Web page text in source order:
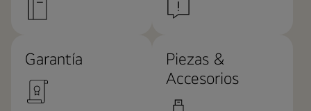
Garantía
Piezas &
Accesorios